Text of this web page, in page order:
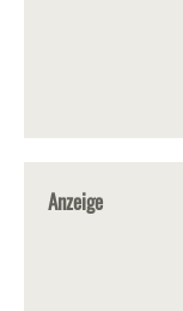
Anzeige